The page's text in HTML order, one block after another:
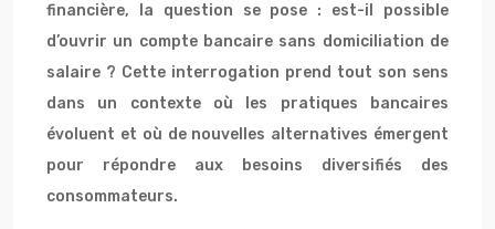
financière, la question se pose : est-il possible
d’ouvrir un compte bancaire sans domiciliation de
salaire ? Cette interrogation prend tout son sens
dans un contexte où les pratiques bancaires
évoluent et où de nouvelles alternatives émergent
pour répondre aux besoins diversifiés des
consommateurs.